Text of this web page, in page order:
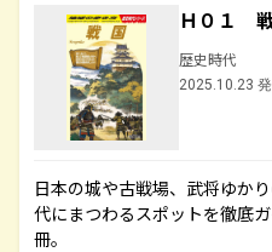
Ｈ０１
歴史時代
2025.10.23
日本の城や古戦場、武将ゆか
代にまつわるスポットを徹底
冊。